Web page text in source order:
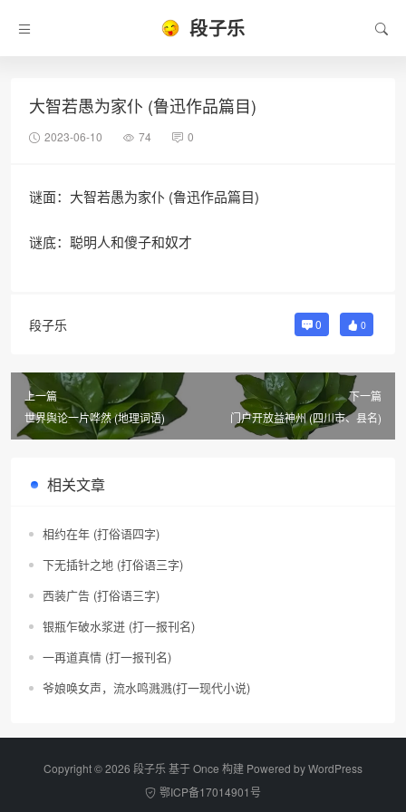
段子乐
大智若愚为家仆 (鲁迅作品篇目)
2023-06-10 74 0
谜面：大智若愚为家仆 (鲁迅作品篇目)
谜底：聪明人和傻子和奴才
段子乐 0 0
上一篇
世界舆论一片哗然 (地理词语)
下一篇
门户开放益神州 (四川市、县名)
相关文章
相约在年 (打俗语四字)
下无插针之地 (打俗语三字)
西装广告 (打俗语三字)
银瓶乍破水浆迸 (打一报刊名)
一再道真情 (打一报刊名)
爷娘唤女声，流水鸣溅溅(打一现代小说)
Copyright © 2026 段子乐 基于 Once 构建 Powered byWordPress
鄂ICP备17014901号